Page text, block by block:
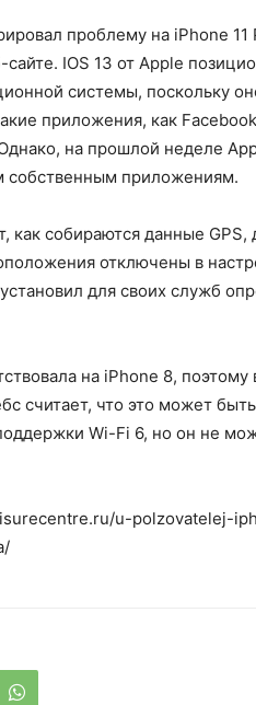
проблему на iPhone
IOS 13 от Apple
системы, поскольку
приложения, как
на прошлой неделе
собственным приложениям.
как собираются данные
отключены в
для своих служб
на iPhone 8,
считает, что это может
Wi-Fi 6, но он не
u-polzovatelej-